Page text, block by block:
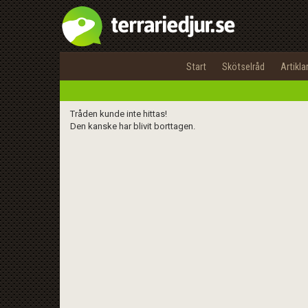
Start Skötselråd Artiklar
Tråden kunde inte hittas!
Den kanske har blivit borttagen.